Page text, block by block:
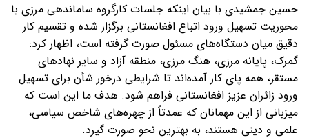
حسین جمشیدی با بیان اینکه جلسات کارگروه ساماندهی مرزی با
محوریت تسهیل ورود اتباع افغانستانی برگزار شده و تقسیم کار
دقیق میان دستگاه‌های مسئول صورت گرفته است، اظهار کرد:
گمرک، پایانه مرزی، هنگ مرزی، منطقه آزاد و سایر نهادهای
مستقر، همه پای کار آمده‌اند تا شرایطی درخور شأن برای تسهیل
ورود زائران عزیز افغانستانی فراهم شود. هدف ما این است که
میزبانی از این مهمانان که عمدتاً از چهره‌های شاخص سیاسی،
علمی و دینی هستند، به بهترین نحو صورت گیرد.